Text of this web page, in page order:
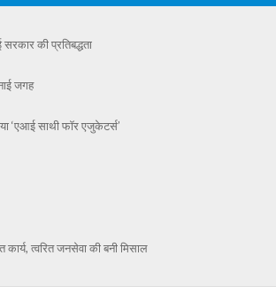
की प्रतिबद्धता
जगह
‘एआई साथी फॉर एजुकेटर्स’
त्वरित जनसेवा की बनी मिसाल